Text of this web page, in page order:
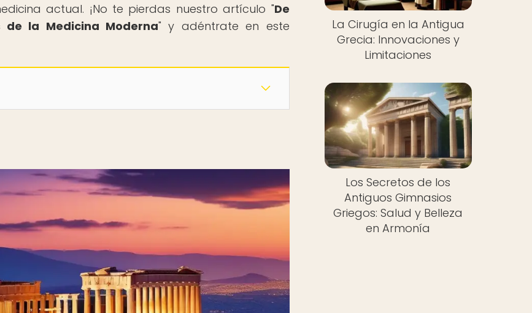
actual. ¡No te pierdas nuestro artículo "De
de la Medicina Moderna" y adéntrate en este
La Cirugía en la Antigua
Grecia: Innovaciones y
Limitaciones
Los Secretos de los
Antiguos Gimnasios
Griegos: Salud y Belleza
en Armonía